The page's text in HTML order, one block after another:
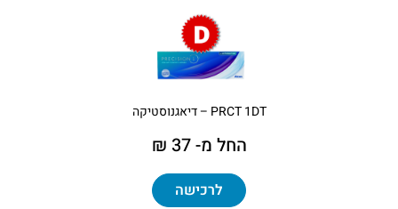
PRCT 1DT – דיאגנוסטיקה
החל מ- 37 ₪
לרכישה